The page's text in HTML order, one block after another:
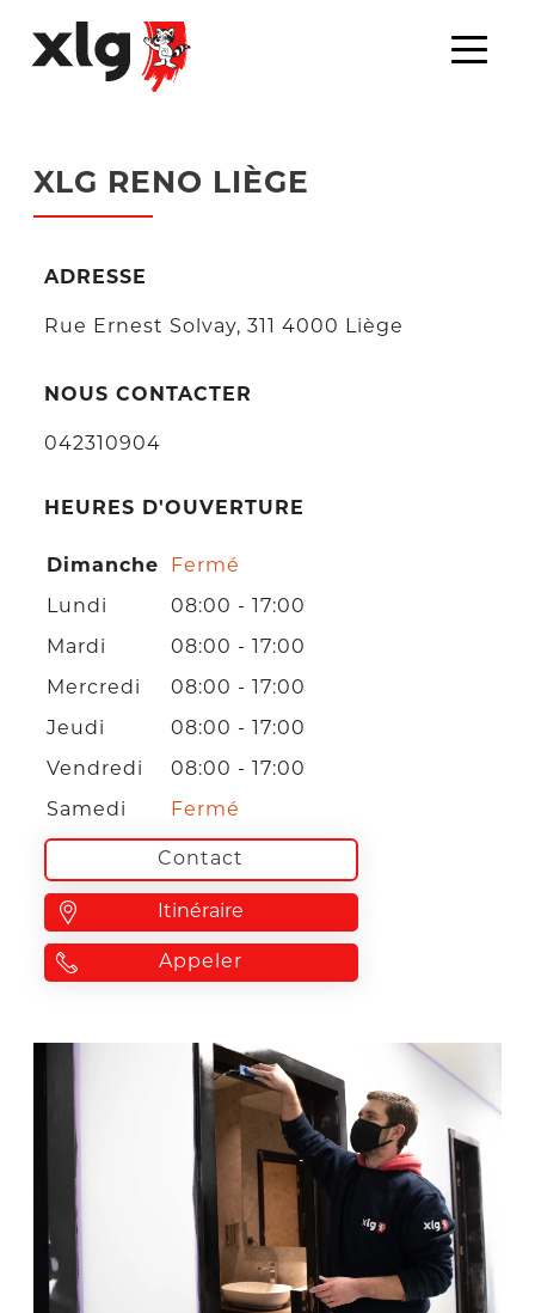
XLG RENO LIÈGE
ADRESSE
Rue Ernest Solvay, 311 4000 Liège
NOUS CONTACTER
042310904
HEURES D'OUVERTURE
Dimanche Fermé
Lundi 08:00 - 17:00
Mardi 08:00 - 17:00
Mercredi 08:00 - 17:00
Jeudi 08:00 - 17:00
Vendredi 08:00 - 17:00
Samedi Fermé
Contact
Itinéraire
Appeler